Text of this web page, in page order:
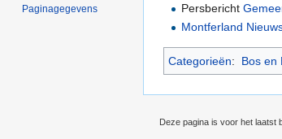
Persbericht
Montferland
Categorieën: Bos en
Paginagegevens
Deze pagina is voor het laatst